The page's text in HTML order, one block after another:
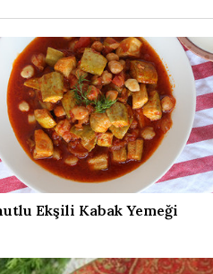
Ekşili Kabak Yemeği